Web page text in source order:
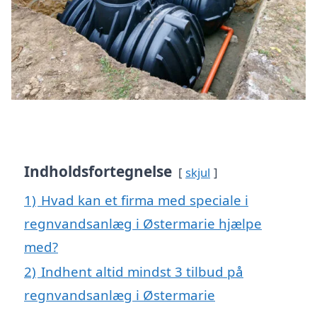
Indholdsfortegnelse skjul
1) Hvad kan et firma med speciale i
regnvandsanlæg i Østermarie hjælpe
med?
2) Indhent altid mindst 3 tilbud på
regnvandsanlæg i Østermarie